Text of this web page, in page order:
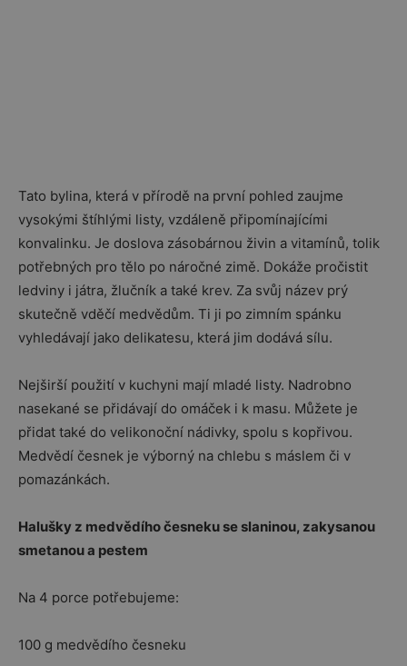
Tato bylina, která v přírodě na první pohled zaujme
vysokými štíhlými listy, vzdáleně připomínajícími
konvalinku. Je doslova zásobárnou živin a vitamínů, tolik
potřebných pro tělo po náročné zimě. Dokáže pročistit
ledviny i játra, žlučník a také krev. Za svůj název prý
skutečně vděčí medvědům. Ti ji po zimním spánku
vyhledávají jako delikatesu, která jim dodává sílu.
Nejširší použití v kuchyni mají mladé listy. Nadrobno
nasekané se přidávají do omáček i k masu. Můžete je
přidat také do velikonoční nádivky, spolu s kopřivou.
Medvědí česnek je výborný na chlebu s máslem či v
pomazánkách.
Halušky z medvědího česneku se slaninou, zakysanou
smetanou a pestem
Na 4 porce potřebujeme:
100 g medvědího česneku